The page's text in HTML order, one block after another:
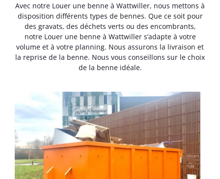
Avec notre Louer une benne à Wattwiller, nous mettons à
disposition différents types de bennes. Que ce soit pour
des gravats, des déchets verts ou des encombrants,
notre Louer une benne à Wattwiller s’adapte à votre
volume et à votre planning. Nous assurons la livraison et
la reprise de la benne. Nous vous conseillons sur le choix
de la benne idéale.